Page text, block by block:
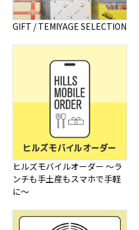
GIFT / TEMIYAGE SELECTION
ヒルズモバイルオーダー ～ラ
ンチも手土産もスマホで手軽
に～